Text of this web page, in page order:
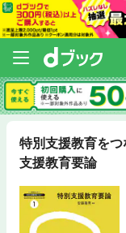
特別支援教育を
支援教育要論